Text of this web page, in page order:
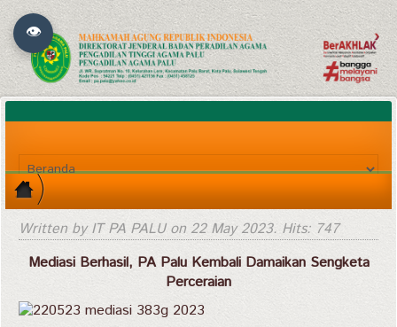
Written by IT PA PALU on 22 May 2023. Hits: 747
Mediasi Berhasil, PA Palu Kembali Damaikan Sengketa
Perceraian
👁